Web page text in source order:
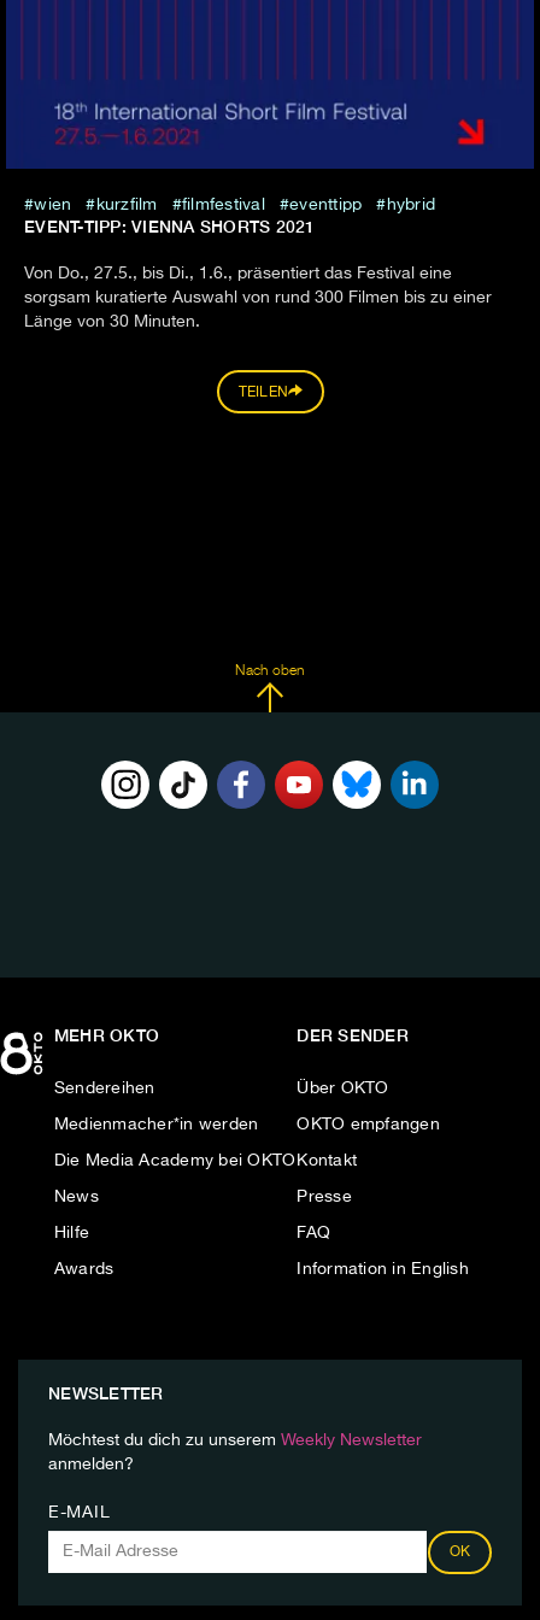
wien kurzfilm filmfestival eventtipp hybrid
EVENT-TIPP: VIENNA SHORTS 2021
Von Do., 27.5., bis Di., 1.6., präsentiert das Festival eine
sorgsam kuratierte Auswahl von rund 300 Filmen bis zu einer
Länge von 30 Minuten.
TEILEN
Nach oben
MEHR OKTO
Sendereihen
Medienmacher*in werden
Die Media Academy bei OKTO
News
Hilfe
Awards
DER SENDER
Über OKTO
OKTO empfangen
Kontakt
Presse
FAQ
Information in English
NEWSLETTER
Möchtest du dich zu unserem Weekly Newsletter
anmelden?
E-MAIL
OK